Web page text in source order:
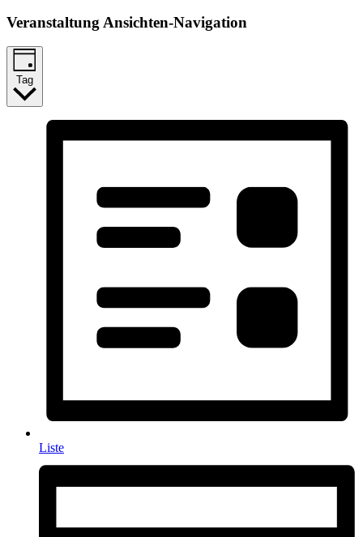
Veranstaltung Ansichten-Navigation
Tag
Liste